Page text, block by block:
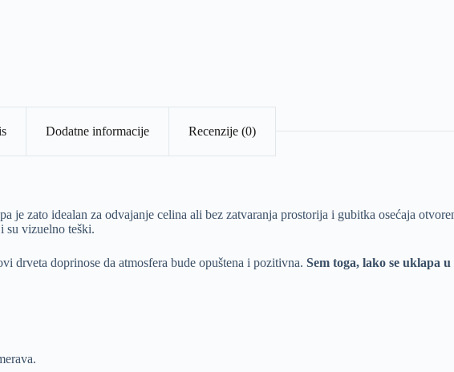
Dodatne informacije Recenzije (0)
je zato idealan za odvajanje celina ali bez zatvaranja prostorija i gubitka osećaja
su vizuelno teški.
drveta doprinose da atmosfera bude opuštena i pozitivna. Sem toga, lako se uklapa